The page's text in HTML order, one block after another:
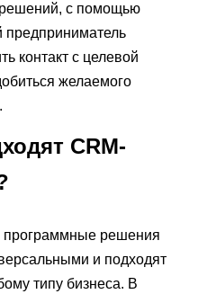
решений, с помощью
предприниматель
контакт с целевой
желаемого
CRM-
программные решения
и подходят
типу бизнеса. В